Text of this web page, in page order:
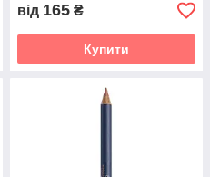
від 165 ₴
Купити